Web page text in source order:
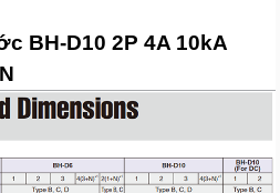
BH-D10 2P 4A 10kA